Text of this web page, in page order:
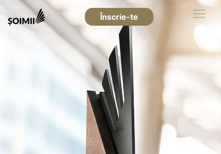
Înscrie-te